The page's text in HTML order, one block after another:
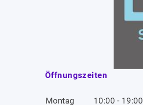
Öffnungszeiten
Montag 10:00 - 19:00